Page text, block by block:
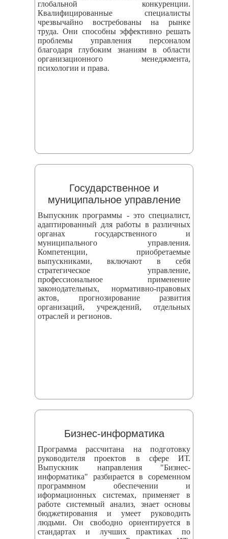
глобальной конкуренции.
Квалифицированные специалисты
чрезвычайно востребованы на рынке
труда. Они способны эффективно решать
проблемы управления персоналом
благодаря глубоким знаниям в области
организационного менеджмента,
психологии и права.
Государственное и
муниципальное управление
Выпускник программы - это специалист,
адаптированный для работы в различных
органах государственного и
муниципального управления.
Компетенции, приобретаемые
выпускниками, включают в себя
стратегическое управление,
профессиональное применение
законодательных, нормативно-правовых
актов, прогнозирование развития
организаций, учреждений, отдельных
отраслей и регионов.
Бизнес-информатика
Программа рассчитана на подготовку
руководителя проектов в сфере ИТ.
Выпускник направления "Бизнес-
информатика" разбирается в соременном
программном обеспечении и
иформационных системах, применяет в
работе системный анализ, знает основы
бюджетирования и умеет руководить
людьми. Он свободно ориентируется в
стандартах и лучших практиках по